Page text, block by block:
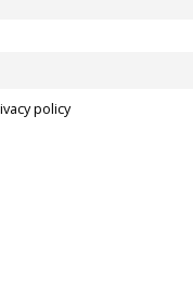
policy